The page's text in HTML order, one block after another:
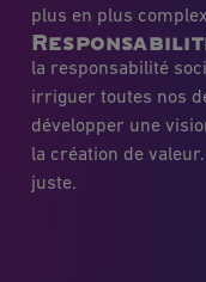
plus en plus
la responsabilité
irriguer toutes nos
développer une
la création de
juste.